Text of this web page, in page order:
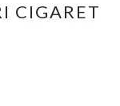
CIGARET